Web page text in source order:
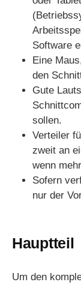
Software
Eine
den
Gute
sollen.
Verteiler
zweit an
wenn
Sofern
nur der
Hauptteil
Um den